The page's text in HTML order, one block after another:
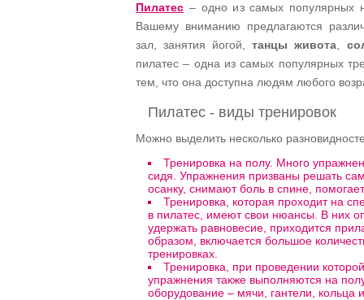
Пилатес – одно из самых популярных
Вашему вниманию предлагаются
зал, занятия йогой,танцы живота
пилатес – одна из самых популярных
тем, что она доступна людям любого
Пилатес - виды тренировок
Можно выделить несколько
Тренировка на полу. Много
сидя. Упражнения призваны решать
осанку, снимают боль в спине,
Тренировка, которая проходит на
в пилатес, имеют свои нюансы. В них
удержать равновесие, приходится
образом, включается большое
тренировках.
Тренировка, при проведении
упражнения также выполняются на
оборудование – мячи, гантели, кольца